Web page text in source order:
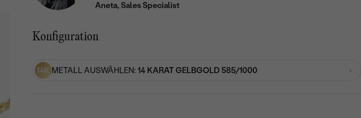
Aneta, Sales Specialist
Konfiguration
14K METALL AUSWÄHLEN: 14 KARAT GELBGOLD 585/1000